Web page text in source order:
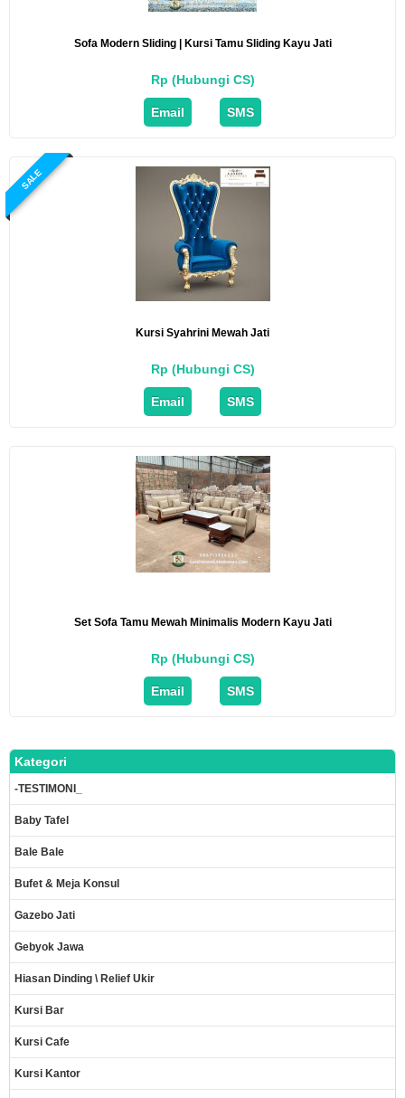
Sofa Modern Sliding | Kursi Tamu Sliding Kayu Jati
Rp (Hubungi CS)
Email SMS
SALE
Kursi Syahrini Mewah Jati
Rp (Hubungi CS)
Email SMS
Set Sofa Tamu Mewah Minimalis Modern Kayu Jati
Rp (Hubungi CS)
Email SMS
Kategori
-TESTIMONI_
Baby Tafel
Bale Bale
Bufet & Meja Konsul
Gazebo Jati
Gebyok Jawa
Hiasan Dinding \ Relief Ukir
Kursi Bar
Kursi Cafe
Kursi Kantor